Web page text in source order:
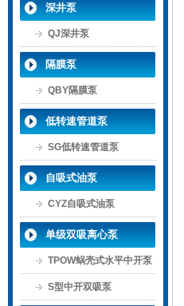
深井泵
QJ深井泵
隔膜泵
QBY隔膜泵
低转速管道泵
SG低转速管道泵
自吸式油泵
CYZ自吸式油泵
单级双吸离心泵
TPOW蜗壳式水平中开泵
S型中开双吸泵